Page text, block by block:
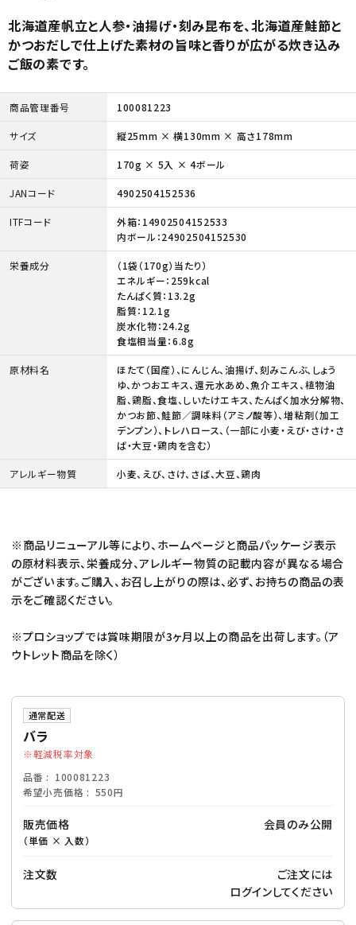
北海道産帆立と人参・油揚げ・刻み昆布を、北海道産鮭節と
かつおだしで仕上げた素材の旨味と香りが広がる炊き込み
ご飯の素です。
商品管理番号 100081223
サイズ 縦25mm × 横130mm × 高さ178mm
荷姿 170g × 5入 × 4ボール
JANコード 4902504152536
ITFコード
外箱：14902504152533
内ボール：24902504152530
栄養成分
（1袋（170g）当たり）
エネルギー：259kcal
たんぱく質：13.2g
脂質：12.1g
炭水化物：24.2g
食塩相当量：6.8g
原材料名
ほたて（国産）、にんじん、油揚げ、刻みこんぶ、しょう
ゆ、かつおエキス、還元水あめ、魚介エキス、植物油
脂、鶏脂、食塩、しいたけエキス、たんぱく加水分解物、
かつお節、鮭節／調味料（アミノ酸等）、増粘剤（加工
デンプン）、トレハロース、（一部に小麦・えび・さけ・さ
ば・大豆・鶏肉を含む）
アレルギー物質 小麦、えび、さけ、さば、大豆、鶏肉
※商品リニューアル等により、ホームページと商品パッケージ表示
の原材料表示、栄養成分、アレルギー物質の記載内容が異なる場合
がございます。ご購入、お召し上がりの際は、必ず、お持ちの商品の表
示をご確認ください。
※プロショップでは賞味期限が3ヶ月以上の商品を出荷します。（ア
ウトレット商品を除く）
通常配送
バラ
軽減税率対象
品番
100081223
希望小売価格
550円
販売価格
（単価 × 入数）
会員のみ公開
注文数
ご注文には
ログインしてください